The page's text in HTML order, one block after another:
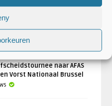
aan langs vier
in najaar 2026
naar AFAS
Vorst Nationaal Brussel